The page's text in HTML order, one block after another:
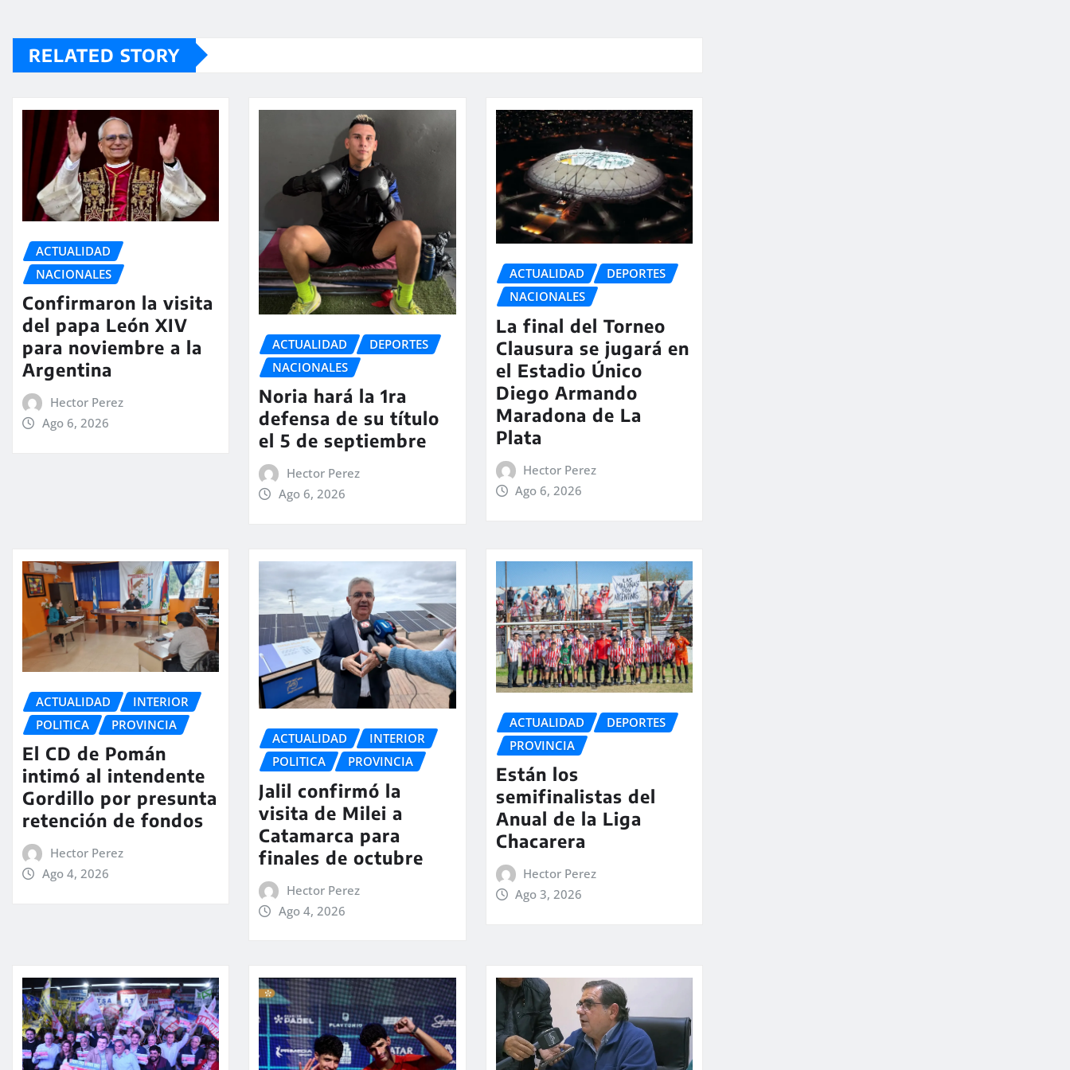
RELATED STORY
ACTUALIDAD
NACIONALES
Confirmaron la visita
del papa León XIV
para noviembre a la
Argentina
Hector Perez
Ago 6, 2026
ACTUALIDAD
DEPORTES
NACIONALES
Noria hará la 1ra
defensa de su título
el 5 de septiembre
Hector Perez
Ago 6, 2026
ACTUALIDAD
DEPORTES
NACIONALES
La final del Torneo
Clausura se jugará en
el Estadio Único
Diego Armando
Maradona de La
Plata
Hector Perez
Ago 6, 2026
ACTUALIDAD
INTERIOR
POLITICA
PROVINCIA
El CD de Pomán
intimó al intendente
Gordillo por presunta
retención de fondos
Hector Perez
Ago 4, 2026
ACTUALIDAD
INTERIOR
POLITICA
PROVINCIA
Jalil confirmó la
visita de Milei a
Catamarca para
finales de octubre
Hector Perez
Ago 4, 2026
ACTUALIDAD
DEPORTES
PROVINCIA
Están los
semifinalistas del
Anual de la Liga
Chacarera
Hector Perez
Ago 3, 2026